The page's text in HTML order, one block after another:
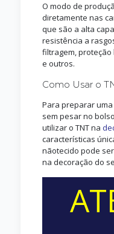
O modo de
diretamente nas
que são a alta
resistência a
filtragem,
e outros.
Como Usar o
Para preparar
sem pesar no
utilizar o TNT na
características
nãotecido pode
na decoração do